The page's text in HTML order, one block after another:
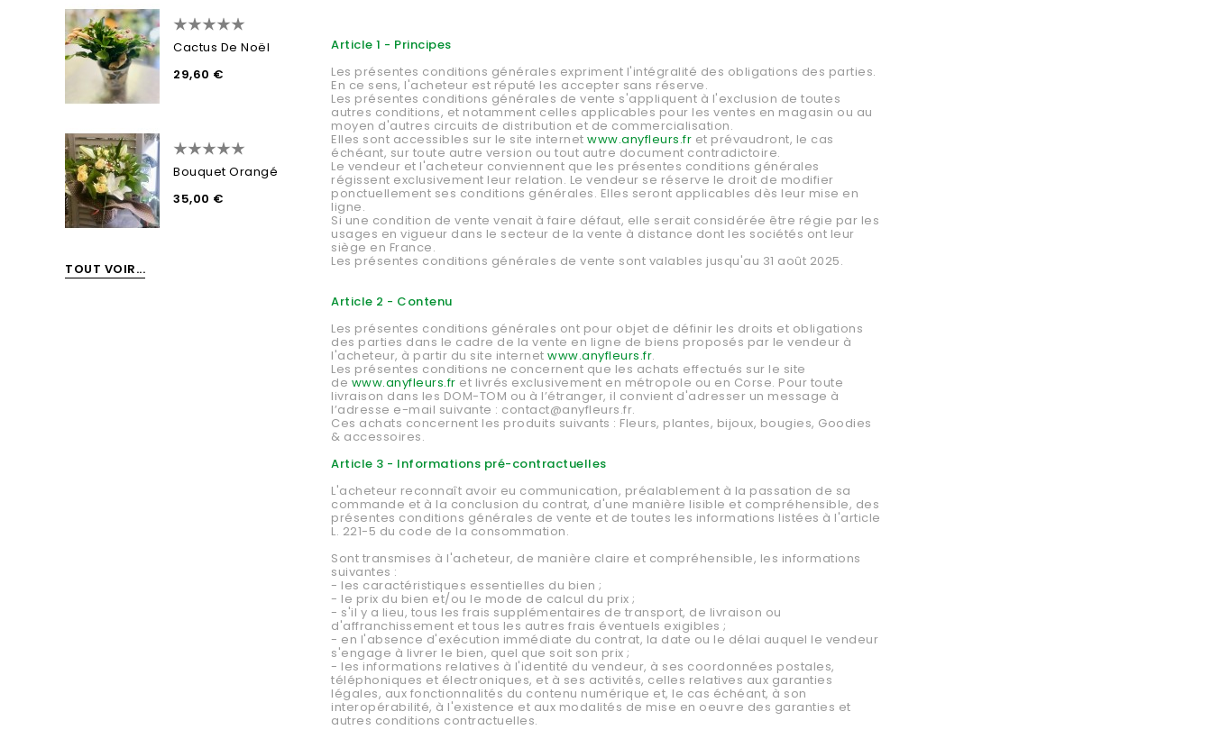
Cactus De Noël
29,60 €
Bouquet Orangé
35,00 €
TOUT VOIR...
Article 1 - Principes
Les présentes conditions générales expriment l'intégralité des obligations des parties.
En ce sens, l'acheteur est réputé les accepter sans réserve.
Les présentes conditions générales de vente s'appliquent à l'exclusion de toutes
autres conditions, et notamment celles applicables pour les ventes en magasin ou au
moyen d'autres circuits de distribution et de commercialisation.
Elles sont accessibles sur le site internetwww.anyfleurs.fr et prévaudront, le cas
échéant, sur toute autre version ou tout autre document contradictoire.
Le vendeur et l'acheteur conviennent que les présentes conditions générales
régissent exclusivement leur relation. Le vendeur se réserve le droit de modifier
ponctuellement ses conditions générales. Elles seront applicables dès leur mise en
ligne.
Si une condition de vente venait à faire défaut, elle serait considérée être régie par les
usages en vigueur dans le secteur de la vente à distance dont les sociétés ont leur
siège en France.
Les présentes conditions générales de vente sont valables jusqu'au 31 août 2025.
Article 2 - Contenu
Les présentes conditions générales ont pour objet de définir les droits et obligations
des parties dans le cadre de la vente en ligne de biens proposés par le vendeur à
l'acheteur, à partir du site internetwww.anyfleurs.fr.
Les présentes conditions ne concernent que les achats effectués sur le site
de www.anyfleurs.fr et livrés exclusivement en métropole ou en Corse. Pour toute
livraison dans les DOM-TOM ou à l’étranger, il convient d'adresser un message à
l’adresse e-mail suivante : contact@anyfleurs.fr.
Ces achats concernent les produits suivants : Fleurs, plantes, bijoux, bougies, Goodies
& accessoires.
Article 3 - Informations pré-contractuelles
L'acheteur reconnaît avoir eu communication, préalablement à la passation de sa
commande et à la conclusion du contrat, d'une manière lisible et compréhensible, des
présentes conditions générales de vente et de toutes les informations listées à l'article
L. 221-5 du code de la consommation.
Sont transmises à l'acheteur, de manière claire et compréhensible, les informations
suivantes :
- les caractéristiques essentielles du bien ;
- le prix du bien et/ou le mode de calcul du prix ;
- s'il y a lieu, tous les frais supplémentaires de transport, de livraison ou
d'affranchissement et tous les autres frais éventuels exigibles ;
- en l'absence d'exécution immédiate du contrat, la date ou le délai auquel le vendeur
s'engage à livrer le bien, quel que soit son prix ;
- les informations relatives à l'identité du vendeur, à ses coordonnées postales,
téléphoniques et électroniques, et à ses activités, celles relatives aux garanties
légales, aux fonctionnalités du contenu numérique et, le cas échéant, à son
interopérabilité, à l'existence et aux modalités de mise en oeuvre des garanties et
autres conditions contractuelles.